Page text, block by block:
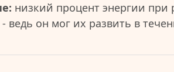
низкий процент энергии при
ведь он мог их развить в